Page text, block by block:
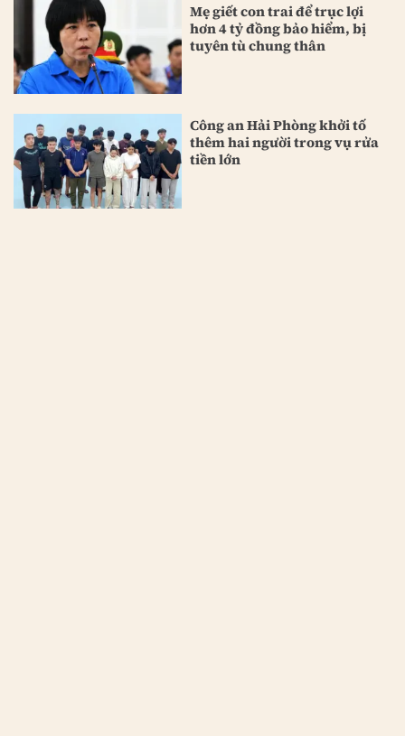
Mẹ giết con trai để trục lợi
hơn 4 tỷ đồng bảo hiểm, bị
tuyên tù chung thân
Công an Hải Phòng khởi tố
thêm hai người trong vụ rửa
tiền lớn